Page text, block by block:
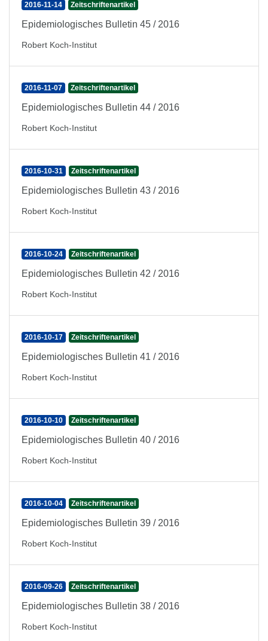
2016-11-14 Zeitschriftenartikel
Epidemiologisches Bulletin 45 / 2016
Robert Koch-Institut
2016-11-07 Zeitschriftenartikel
Epidemiologisches Bulletin 44 / 2016
Robert Koch-Institut
2016-10-31 Zeitschriftenartikel
Epidemiologisches Bulletin 43 / 2016
Robert Koch-Institut
2016-10-24 Zeitschriftenartikel
Epidemiologisches Bulletin 42 / 2016
Robert Koch-Institut
2016-10-17 Zeitschriftenartikel
Epidemiologisches Bulletin 41 / 2016
Robert Koch-Institut
2016-10-10 Zeitschriftenartikel
Epidemiologisches Bulletin 40 / 2016
Robert Koch-Institut
2016-10-04 Zeitschriftenartikel
Epidemiologisches Bulletin 39 / 2016
Robert Koch-Institut
2016-09-26 Zeitschriftenartikel
Epidemiologisches Bulletin 38 / 2016
Robert Koch-Institut